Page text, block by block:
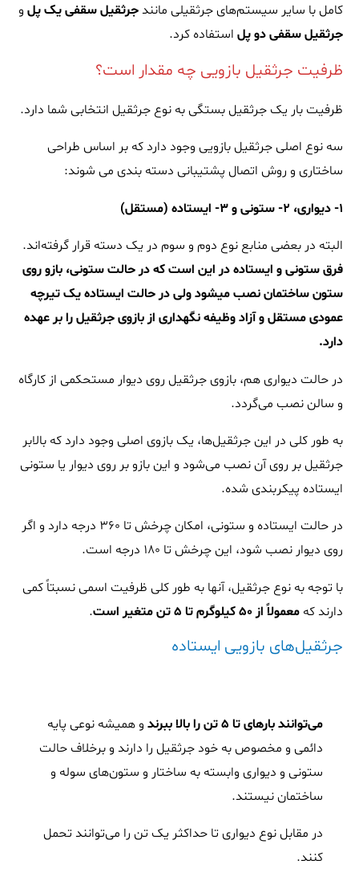
کامل با سایر سیستم‌های جرثقیلی مانندجرثقیل سقفی یک پل و
جرثقیل سقفی دو پل استفاده کرد.
ظرفیت جرثقیل بازویی چه مقدار است؟
ظرفیت بار یک جرثقیل بستگی به نوع جرثقیل انتخابی شما دارد.
سه نوع اصلی جرثقیل بازویی وجود دارد که بر اساس طراحی
ساختاری و روش اتصال پشتیبانی دسته بندی می شوند:
۱- دیواری، ۲- ستونی و ۳- ایستاده (مستقل)
البته در بعضی منابع نوع دوم و سوم در یک دسته قرار گرفته‌اند.
فرق ستونی و ایستاده در این است که در حالت ستونی‌، بازو روی
ستون ساختمان نصب میشود ولی در حالت ایستاده یک تیرچه
عمودی مستقل و آزاد وظیفه نگهداری از بازوی جرثقیل را بر عهده
دارد.
در حالت دیواری هم‌، بازوی جرثقیل روی دیوار مستحکمی از کارگاه
و سالن نصب می‌گردد.
به طور کلی در این جرثقیل‌ها، یک بازوی اصلی وجود دارد که بالابر
جرثقیل بر روی آن نصب می‌شود و این بازو بر روی دیوار یا ستونی
ایستاده پیکربندی شده.
در حالت ایستاده و ستونی، امکان چرخش تا 360 درجه دارد و اگر
روی دیوار نصب شود، این چرخش تا ۱۸۰ درجه است.
با توجه به نوع جرثقیل، آنها به طور کلی ظرفیت اسمی نسبتاً کمی
دارند که معمولاً از ۵۰ کیلوگرم تا 5 تن متغیر است .
جرثقیل‌های بازویی ایستاده
می‌توانند بارهای تا 5 تن را بالا ببرند
و همیشه نوعی پایه
دائمی و مخصوص به خود جرثقیل را دارند و برخلاف حالت
ستونی و دیواری وابسته به ساختار و ستون‌های سوله و
ساختمان نیستند.
در مقابل نوع دیواری تا حداکثر یک تن را می‌توانند تحمل
کنند.